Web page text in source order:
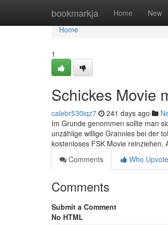
bookmarkja Home New
Home
Home
1
Schickes Movie
calebr530iqz7 241 days ago
Im Grunde genommen sollte man
unzählige willige Grannies bei der
kostenloses FSK Movie
Comments
Who
Comments
Submit a Comment
No HTML